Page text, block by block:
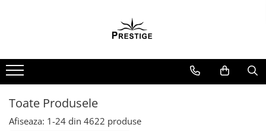
Noutati
Promotii
Spiritualitate - Ezoterism
AngelConnection
Toate Produsele
Afiseaza: 1-24 din 4622 produse